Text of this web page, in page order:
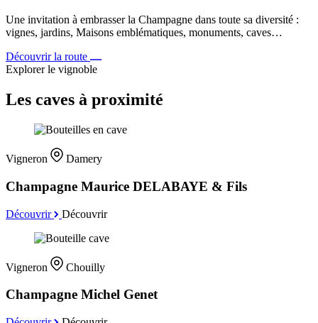
Une invitation à embrasser la Champagne dans toute sa diversité :
vignes, jardins, Maisons emblématiques, monuments, caves…
Découvrir la route
Explorer le vignoble
Les caves à proximité
Vigneron Damery
Champagne Maurice DELABAYE & Fils
Découvrir Découvrir
Vigneron Chouilly
Champagne Michel Genet